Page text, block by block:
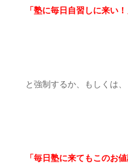
「塾に毎日自習しに来い！
と強制するか、もしくは、
「毎日塾に来てもこのお